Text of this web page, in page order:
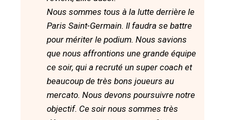
Nous sommes tous à la lutte derrière le
Paris Saint-Germain. Il faudra se battre
pour mériter le podium. Nous savions
que nous affrontions une grande équipe
ce soir, qui a recruté un super coach et
beaucoup de très bons joueurs au
mercato. Nous devons poursuivre notre
objectif. Ce soir nous sommes très